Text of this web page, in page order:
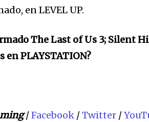
en LEVEL UP.
The Last of Us 3; Silent
en PLAYSTATION?
/Facebook /Twitter /